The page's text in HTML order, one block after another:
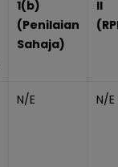
1(b)
(Penilaian
Sahaja)
II
N/E N/E